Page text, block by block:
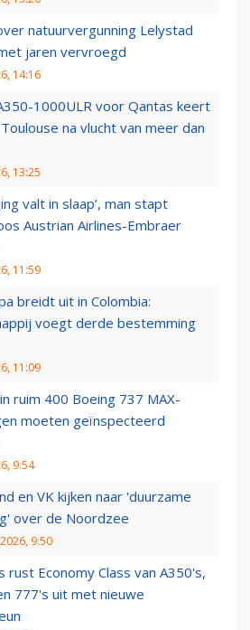
natuurvergunning Lelystad
jaren vervroegd
14:16
1000ULR voor Qantas keert
na vlucht van meer dan
13:25
valt in slaap’, man stapt
Austrian Airlines-Embraer
11:59
breidt uit in Colombia:
voegt derde bestemming
11:09
ruim 400 Boeing 737 MAX-
moeten geïnspecteerd
9:54
en VK kijken naar 'duurzame
over de Noordzee
9:50
rust Economy Class van A350's,
777's uit met nieuwe